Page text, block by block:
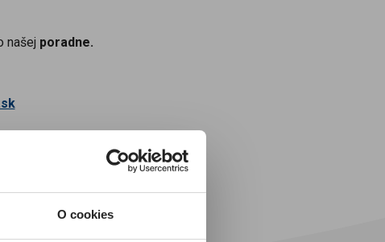
O cookies
našej poradne.